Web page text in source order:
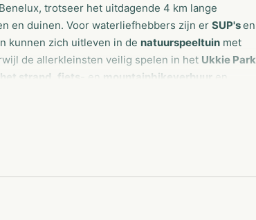
trotseer het uitdagende 4 km lange
en duinen. Voor waterliefhebbers zijn er SUP'sen
kunnen zich uitleven in de natuurspeeltuin met
de allerkleinsten veilig spelen in het Ukkie Park
het strand fiets mountainbikeverhuur